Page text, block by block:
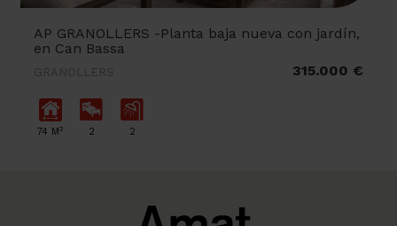
AP GRANOLLERS -Planta baja nueva con jardín,
en Can Bassa
GRANOLLERS 315.000 €
74 M2 2 2